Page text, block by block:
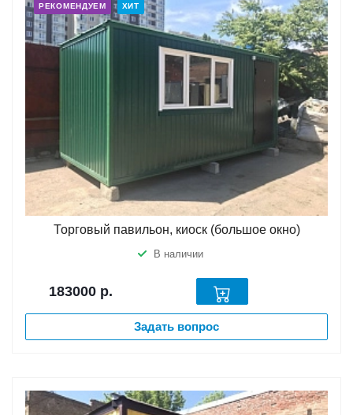
РЕКОМЕНДУЕМ ХИТ
Торговый павильон, киоск (большое окно)
В наличии
183000 р.
Задать вопрос